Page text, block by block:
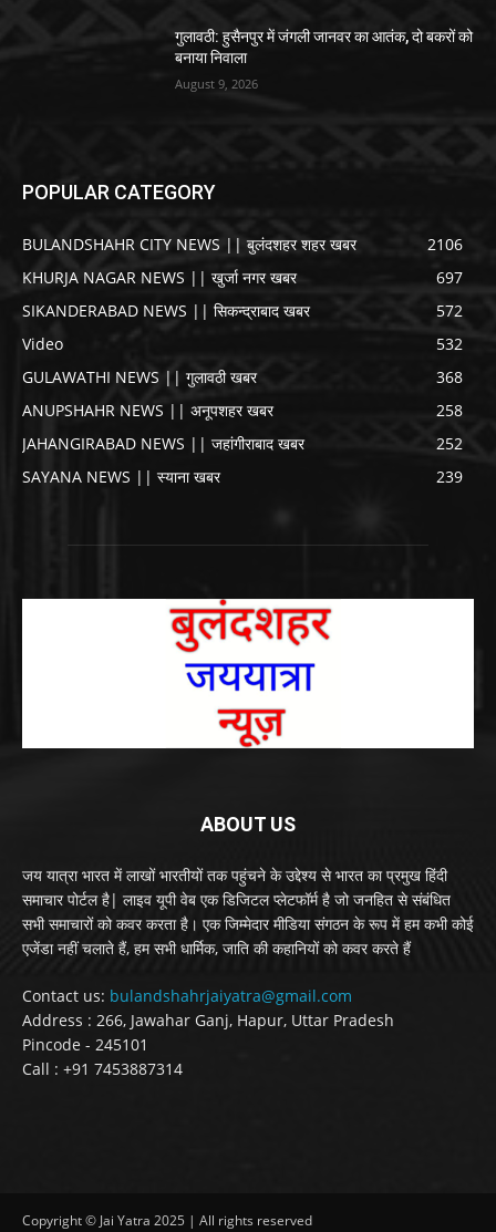
गुलावठी: हुसैनपुर में जंगली जानवर का आतंक, दो बकरों को
बनाया निवाला
August 9, 2026
POPULAR CATEGORY
BULANDSHAHR CITY NEWS || बुलंदशहर शहर खबर
2106
KHURJA NAGAR NEWS || खुर्जा नगर खबर
697
SIKANDERABAD NEWS || सिकन्द्राबाद खबर
572
Video
532
GULAWATHI NEWS || गुलावठी खबर
368
ANUPSHAHR NEWS || अनूपशहर खबर
258
JAHANGIRABAD NEWS || जहांगीराबाद खबर
252
SAYANA NEWS || स्याना खबर
239
ABOUT US
जय यात्रा भारत में लाखों भारतीयों तक पहुंचने के उद्देश्य से भारत का प्रमुख हिंदी
समाचार पोर्टल है| लाइव यूपी वेब एक डिजिटल प्लेटफॉर्म है जो जनहित से संबंधित
सभी समाचारों को कवर करता है। एक जिम्मेदार मीडिया संगठन के रूप में हम कभी कोई
एजेंडा नहीं चलाते हैं, हम सभी धार्मिक, जाति की कहानियों को कवर करते हैं
Contact us: bulandshahrjaiyatra@gmail.com
Address : 266, Jawahar Ganj, Hapur, Uttar Pradesh
Pincode - 245101
Call : +91 7453887314
Copyright © Jai Yatra 2025 | All rights reserved